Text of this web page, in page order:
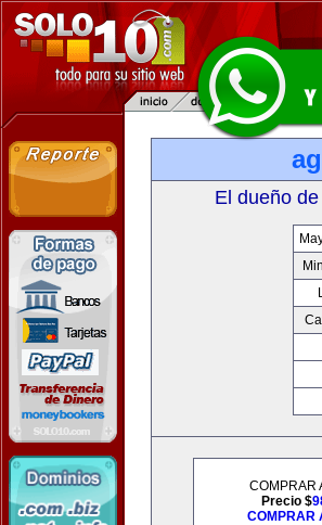
El dueño
COMPRAR
Precio $
COMPRAR